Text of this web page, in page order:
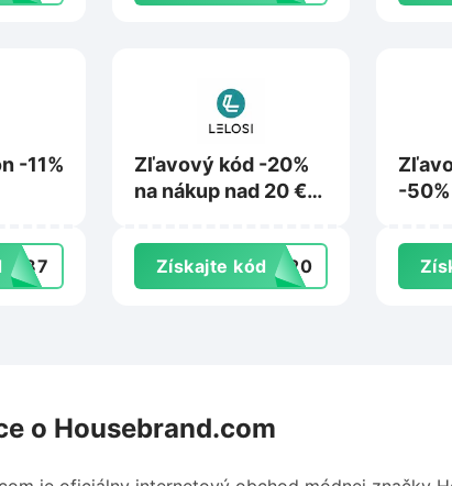
-11%
Zľavový kód -20%
na nákup nad 20 €
Získajte kódRA20
-
kúpe
na
o Housebrand.com